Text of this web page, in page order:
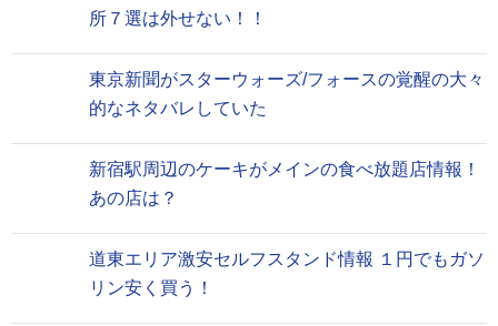
所７選は外せない！！
東京新聞がスターウォーズ/フォースの覚醒の大々
的なネタバレしていた
新宿駅周辺のケーキがメインの食べ放題店情報！
あの店は？
道東エリア激安セルフスタンド情報 １円でもガソ
リン安く買う！